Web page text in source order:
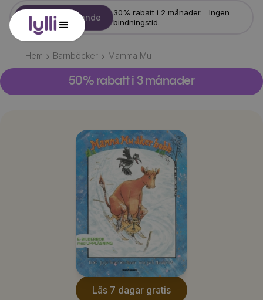
Starta erbjudande
30% rabatt i 2 månader. Ingen
bindningstid.
Hem Barnböcker Mamma Mu
50% rabatt i 3 månader
Läs 7 dagar gratis